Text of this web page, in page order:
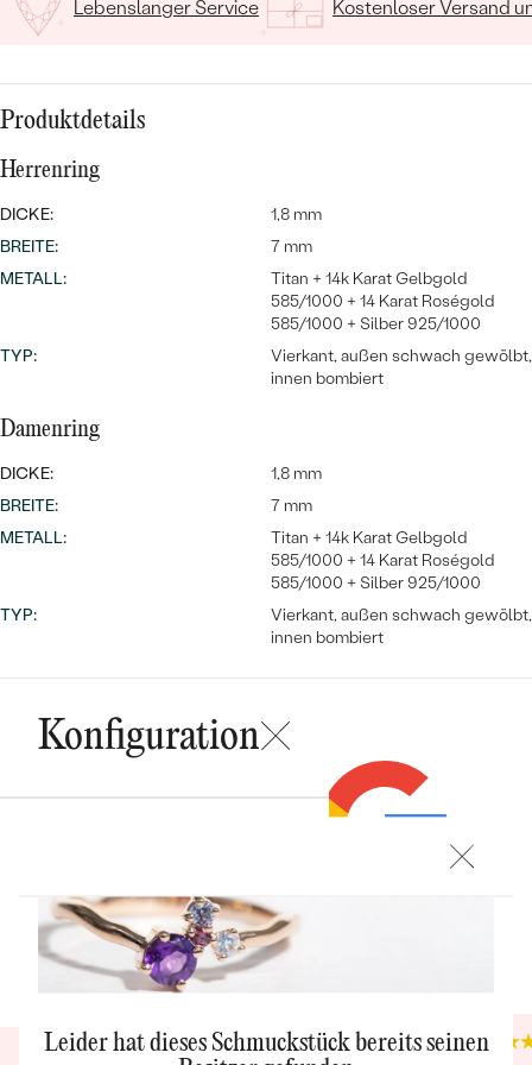
Wave Kollektion
NACH DER FARBE
MASSGEFERTIGTER
DIAMANTEN
Bestseller
Ohrrinnge
Personalisierte
Halsketten
ANSEHEN
Meistverkaufte
Ringe
ANSEHEN
Lebenslanger Service Kostenloser Versand
Produktdetails
Herrenring
DICKE:
1,8 mm
BREITE:
7 mm
METALL:
Titan + 14k Karat Gelbgold
585/1000 + 14 Karat Roségold
585/1000 + Silber 925/1000
TYP:
Vierkant, außen schwach gewölbt,
innen bombiert
Damenring
DICKE:
1,8 mm
BREITE:
7 mm
METALL:
Titan + 14k Karat Gelbgold
585/1000 + 14 Karat Roségold
585/1000 + Silber 925/1000
TYP:
Vierkant, außen schwach gewölbt,
innen bombiert
Konfiguration
SPEICHERN
Trusted shop Bewertungen
4.9
Google Bewertungen
Leider hat dieses Schmuckstück bereits seinen